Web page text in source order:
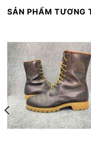
SẢN PHẨM TƯƠNG